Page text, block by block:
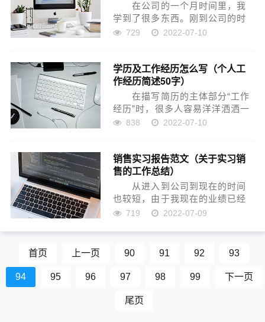
在公司的一个月时间里，我
学到了很多东西。刚到公司的时
候很迷茫，不知道自己能做什
好，经理对我的表现也很满意。
第一天到公司上班的时候...
729 2022-07-10
学历及工作经历怎么写（个人工
作经历简述50字）
在描写简历的主体部分“工作
经历”时，很多人容易洋洋洒洒一
写就好几页，这可并不是受HR欢
以及工作经验不超过5年的人来
说，1-2页的A4纸...
838 2022-07-10
销售实习报告范文（关于实习销
售的工作总结）
从进入到公司到现在的时间
也较短，由于我现在的业绩已经
达到了转正的要求，于是我已经
一个简单的工作总结。 一、
719 2022-07-09
首页 上一页 90 91 92 93
94 95 96 97 98 99 下一页
尾页